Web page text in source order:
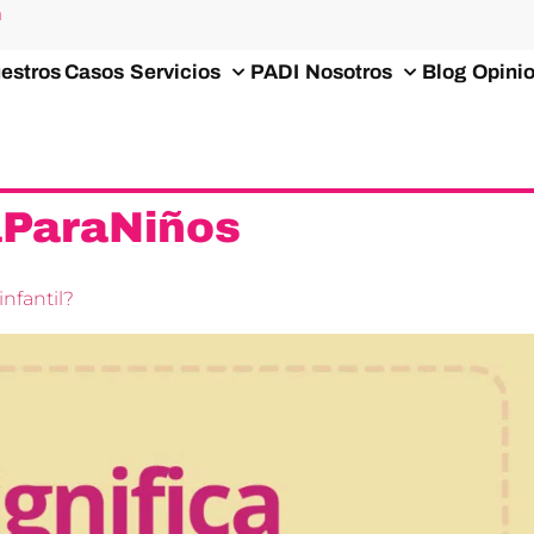
Casos Servicios PADI Nosotros Blog